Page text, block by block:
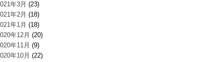
年3月 (23)
年2月 (18)
年1月 (18)
年12月 (20)
年11月 (9)
年10月 (22)